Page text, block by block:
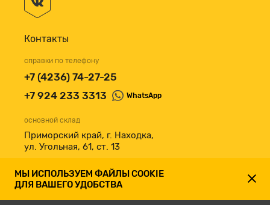
Контакты
справки по телефону
+7 (4236) 74-27-25
+7 924 233 3313
WhatsApp
основной склад
Приморский край, г. Находка,
ул. Угольная, 61, ст. 13
принимаем к оплате
МЫ ИСПОЛЬЗУЕМ ФАЙЛЫ COOKIE
ДЛЯ ВАШЕГО УДОБСТВА